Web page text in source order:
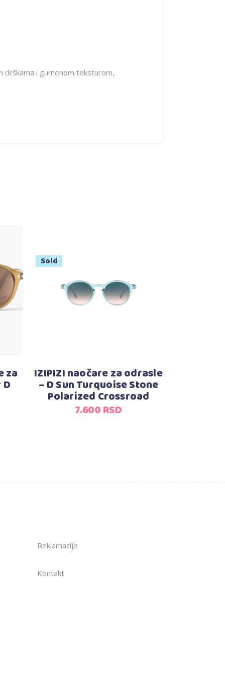
drškama i gumenom teksturom,
za
Sold
Pročitajte još
IZIPIZI naočare za odrasle
– D Sun Turquoise Stone
Polarized Crossroad
7.600RSD
Reklamacije
Kontakt